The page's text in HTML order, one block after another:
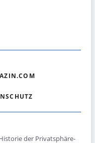
der Privatsphäre-